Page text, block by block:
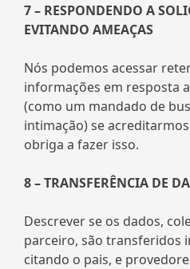
7 – RESPONDENDO A
EVITANDO AMEAÇAS
Nós podemos acessar
informações em resposta
(como um mandado de
intimação) se
obriga a fazer isso.
8 – TRANSFERÊNCIA DE
Descrever se os dados,
parceiro, são transferidos
citando o pais, e